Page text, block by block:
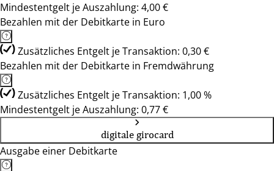
Mindestentgelt je Auszahlung: 4,00 €
Bezahlen mit der Debitkarte in Euro
Zusätzliches Entgelt je Transaktion: 0,30 €
Bezahlen mit der Debitkarte in Fremdwährung
Zusätzliches Entgelt je Transaktion: 1,00 %
Mindestentgelt je Auszahlung: 0,77 €
digitale girocard
Ausgabe einer Debitkarte